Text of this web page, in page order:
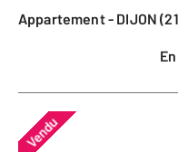
Appartement - DIJON
Vendu